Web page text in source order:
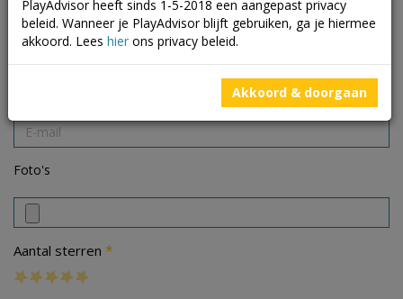
Foto's
Aantal sterren *
PlayAdvisor heeft sinds 1-5-2018 een aangepast privacy
beleid. Wanneer je PlayAdvisor blijft gebruiken, ga je hiermee
akkoord. Lees hier ons privacy beleid.
Akkoord & doorgaan